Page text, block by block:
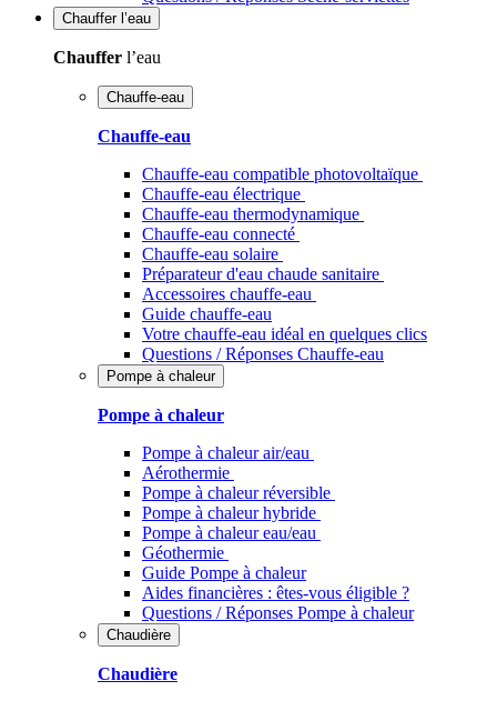
Chauffer l’eau
Chauffer l’eau
Chauffe-eau
Chauffe-eau
Chauffe-eau compatible photovoltaïque
Chauffe-eau électrique
Chauffe-eau thermodynamique
Chauffe-eau connecté
Chauffe-eau solaire
Préparateur d'eau chaude sanitaire
Accessoires chauffe-eau
Guide chauffe-eau
Votre chauffe-eau idéal en quelques clics
Questions / Réponses Chauffe-eau
Pompe à chaleur
Pompe à chaleur
Pompe à chaleur air/eau
Aérothermie
Pompe à chaleur réversible
Pompe à chaleur hybride
Pompe à chaleur​ eau/eau
Géothermie
Guide Pompe à chaleur
Aides financières : êtes-vous éligible ?
Questions / Réponses Pompe à chaleur
Chaudière
Chaudière